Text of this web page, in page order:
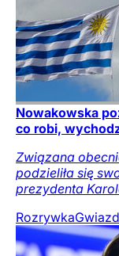
Nowakowska
co robi,
Związana
podzieliła się
prezydenta
Rozrywka